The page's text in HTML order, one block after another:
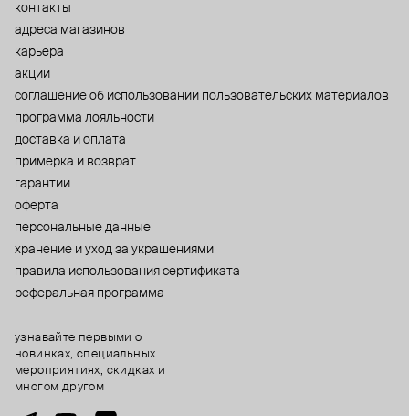
контакты
адреса магазинов
карьера
акции
cоглашение об использовании пользовательских материалов
программа лояльности
доставка и оплата
примерка и возврат
гарантии
оферта
персональные данные
хранение и уход за украшениями
правила использования сертификата
реферальная программа
узнавайте первыми о
новинках, специальных
мероприятиях, скидках и
многом другом